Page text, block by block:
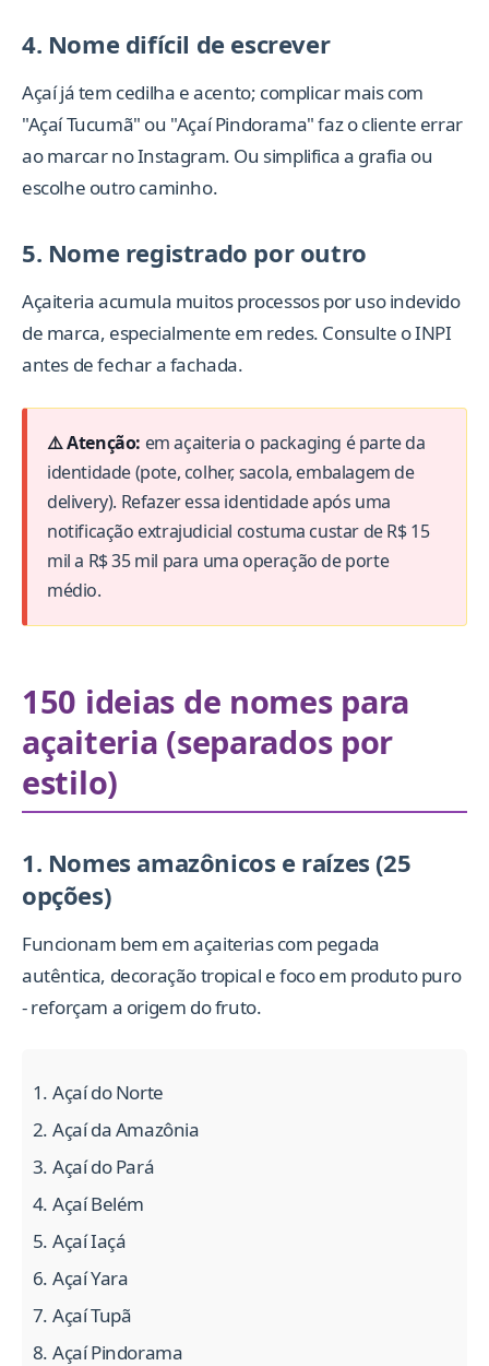
4. Nome difícil de escrever
Açaí já tem cedilha e acento; complicar mais com
"Açaí Tucumã" ou "Açaí Pindorama" faz o cliente errar
ao marcar no Instagram. Ou simplifica a grafia ou
escolhe outro caminho.
5. Nome registrado por outro
Açaiteria acumula muitos processos por uso indevido
de marca, especialmente em redes. Consulte o INPI
antes de fechar a fachada.
⚠️ Atenção: em açaiteria o packaging é parte da
identidade (pote, colher, sacola, embalagem de
delivery). Refazer essa identidade após uma
notificação extrajudicial costuma custar de R$ 15
mil a R$ 35 mil para uma operação de porte
médio.
150 ideias de nomes para
açaiteria (separados por
estilo)
1. Nomes amazônicos e raízes (25
opções)
Funcionam bem em açaiterias com pegada
autêntica, decoração tropical e foco em produto puro
- reforçam a origem do fruto.
Açaí do Norte
Açaí da Amazônia
Açaí do Pará
Açaí Belém
Açaí Iaçá
Açaí Yara
Açaí Tupã
Açaí Pindorama